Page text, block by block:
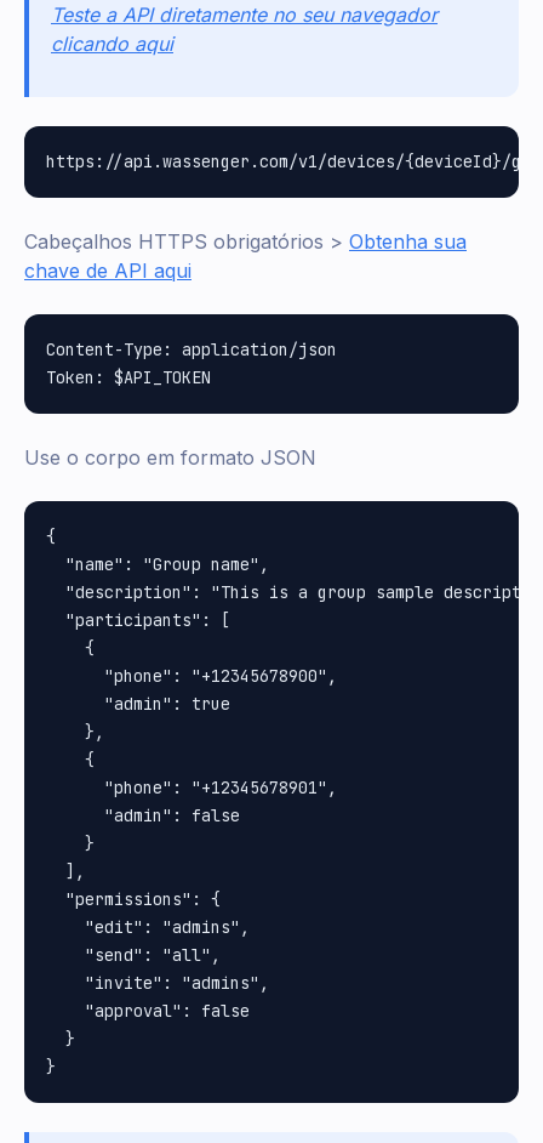
Teste a API diretamente no seu navegador
clicando aqui
Cabeçalhos HTTPS obrigatórios > Obtenha sua
chave de API aqui
Content-Type: application/json
Use o corpo em formato JSON
{
  "name": "Group name",
"description": "This is a group sample
  "participants": [
    {
      "phone": "+12345678900",
      "admin": true
    },
    {
      "phone": "+12345678901",
      "admin": false
    }
  ],
  "permissions": {
    "edit": "admins",
    "send": "all",
    "invite": "admins",
    "approval": false
  }